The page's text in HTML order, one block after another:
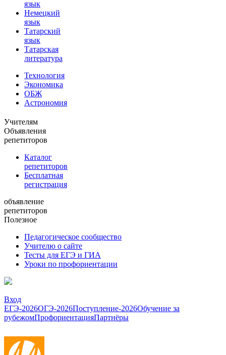
язык
Немецкий
язык
Татарский
язык
Татарская
литература
Технология
Экономика
ОБЖ
Астрономия
Учителям
Объявления
репетиторов
Каталог
репетиторов
Бесплатная
регистрация
объявление
репетиторов
Полезное
Педагогическое сообщество
Учителю о сайте
Тесты для ЕГЭ и ГИА
Уроки по профориентации
Вход
ЕГЭ-2026ОГЭ-2026Поступление-2026Обучение за
рубежомПрофориентацияПартнёры